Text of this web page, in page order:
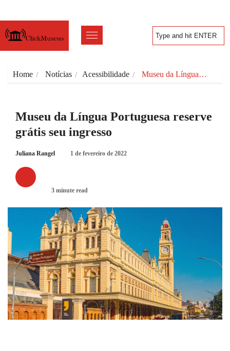
Home Notícias Acessibilidade Museu da Língua…
Museu da Língua Portuguesa reserve
grátis seu ingresso
Juliana Rangel 1 de fevereiro de 2022
3 minute read